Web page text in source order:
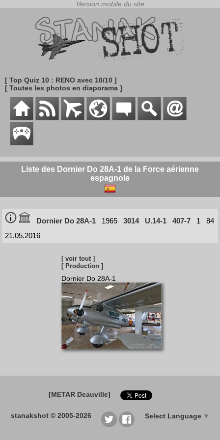
[ Top Quiz 10 : RENO avec 10/10 ]
[ Toutes les photos en diaporama ]
Liste des Dornier Do 28A-1 de la Force aérienne
espagnole
Dornier Do 28A-1 1965 3014 U.14-1 407-7 1
84
21.05.2016
[ voir tout ]
[ Production ]
Dornier Do 28A-1
[METAR Deauville]
stanakshot © 2005-2026 Select Language ▼